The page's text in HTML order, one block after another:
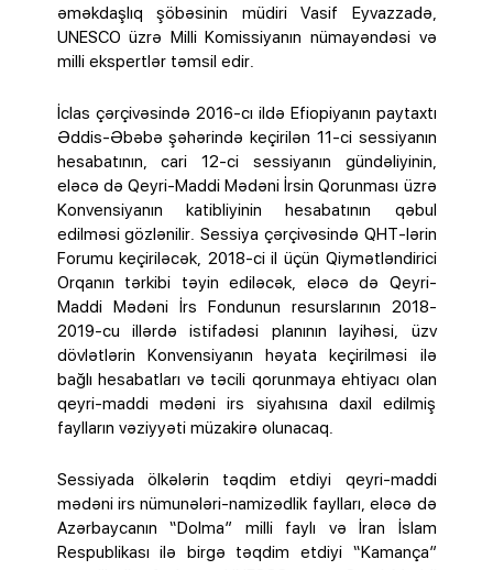
əməkdaşlıq şöbəsinin müdiri Vasif Eyvazzadə,
UNESCO üzrə Milli Komissiyanın nümayəndəsi və
milli ekspertlər təmsil edir.
İclas çərçivəsində 2016-cı ildə Efiopiyanın paytaxtı
Əddis-Əbəbə şəhərində keçirilən 11-ci sessiyanın
hesabatının, cari 12-ci sessiyanın gündəliyinin,
eləcə də Qeyri-Maddi Mədəni İrsin Qorunması üzrə
Konvensiyanın katibliyinin hesabatının qəbul
edilməsi gözlənilir. Sessiya çərçivəsində QHT-lərin
Forumu keçiriləcək, 2018-ci il üçün Qiymətləndirici
Orqanın tərkibi təyin ediləcək, eləcə də Qeyri-
Maddi Mədəni İrs Fondunun resurslarının 2018-
2019-cu illərdə istifadəsi planının layihəsi, üzv
dövlətlərin Konvensiyanın həyata keçirilməsi ilə
bağlı hesabatları və təcili qorunmaya ehtiyacı olan
qeyri-maddi mədəni irs siyahısına daxil edilmiş
faylların vəziyyəti müzakirə olunacaq.
Sessiyada ölkələrin təqdim etdiyi qeyri-maddi
mədəni irs nümunələri-namizədlik faylları, eləcə də
Azərbaycanın “Dolma” milli faylı və İran İslam
Respublikası ilə birgə təqdim etdiyi “Kamança”